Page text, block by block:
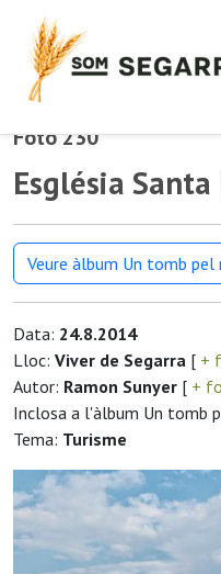
Foto 230
Església
Veure àlbum Un tomb pel
Data: 24.8.2014
Lloc: Viver de Segarra [ +
Autor: Ramon Sunyer [ +
Inclosa a l'àlbum Un tomb
Tema: Turisme